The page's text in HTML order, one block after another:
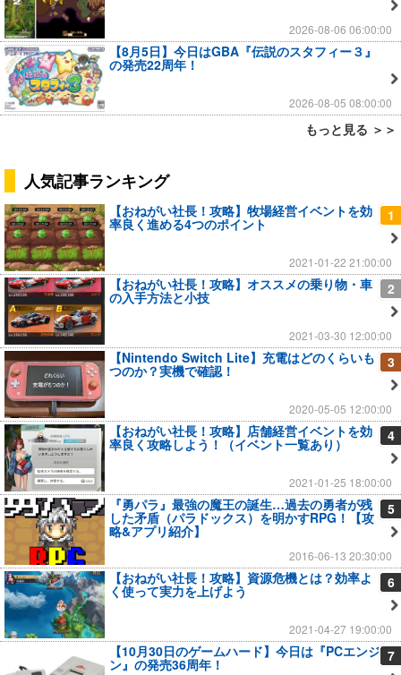
2026-08-06 06:00:00
【8月5日】今日はGBA『伝説のスタフィー３』
の発売22周年！
2026-08-05 08:00:00
もっと見る ＞＞
人気記事ランキング
1
【おねがい社長！攻略】牧場経営イベントを効
率良く進める4つのポイント
2021-01-22 21:00:00
2
【おねがい社長！攻略】オススメの乗り物・車
の入手方法と小技
2021-03-30 12:00:00
3
【Nintendo Switch Lite】充電はどのくらいも
つのか？実機で確認！
2020-05-05 12:00:00
4
【おねがい社長！攻略】店舗経営イベントを効
率良く攻略しよう！（イベント一覧あり）
2021-01-25 18:00:00
5
『勇パラ』最強の魔王の誕生…過去の勇者が残
した矛盾（パラドックス）を明かすRPG！【攻
略&アプリ紹介】
2016-06-13 20:30:00
6
【おねがい社長！攻略】資源危機とは？効率よ
く使って実力を上げよう
2021-04-27 19:00:00
7
【10月30日のゲームハード】今日は『PCエンジ
ン』の発売36周年！